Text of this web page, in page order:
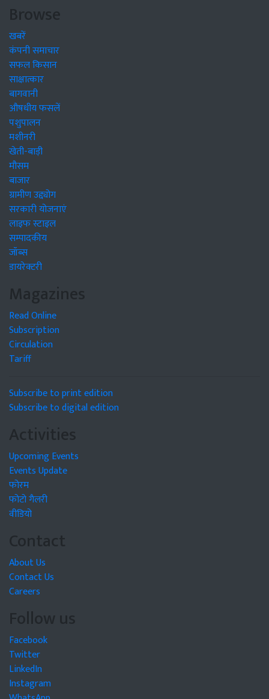
Browse
खबरें
कंपनी समाचार
सफल किसान
साक्षात्कार
बागवानी
औषधीय फसलें
पशुपालन
मशीनरी
खेती-बाड़ी
मौसम
बाजार
ग्रामीण उद्द्योग
सरकारी योजनाएं
लाइफ स्टाइल
सम्पादकीय
जॉब्स
डायरेक्टरी
Magazines
Read Online
Subscription
Circulation
Tariff
Subscribe to print edition
Subscribe to digital edition
Activities
Upcoming Events
Events Update
फोरम
फोटो गैलरी
वीडियो
Contact
About Us
Contact Us
Careers
Follow us
Facebook
Twitter
LinkedIn
Instagram